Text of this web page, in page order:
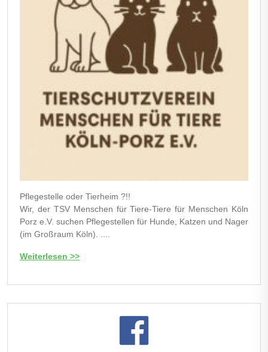
Pflegestelle oder Tierheim ?!!
Wir, der TSV Menschen für Tiere-Tiere für Menschen Köln
Porz e.V. suchen Pflegestellen für Hunde, Katzen und Nager
(im Großraum Köln). ....
Weiterlesen >>